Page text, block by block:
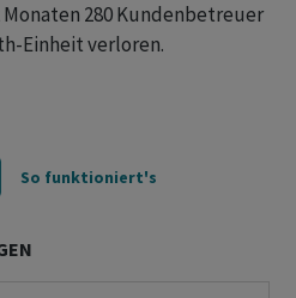
280 Kundenbetreuer
Einheit verloren.
So funktioniert's